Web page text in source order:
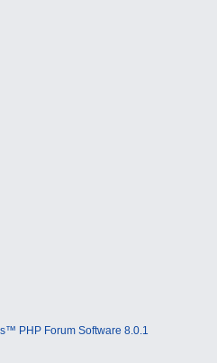
PHP Forum Software 8.0.1